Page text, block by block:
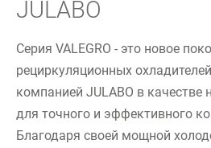
JULABO
Серия VALEGRO - это новое
рециркуляционных
компанией JULABO в качестве
для точного и эффективного
Благодаря своей мощной